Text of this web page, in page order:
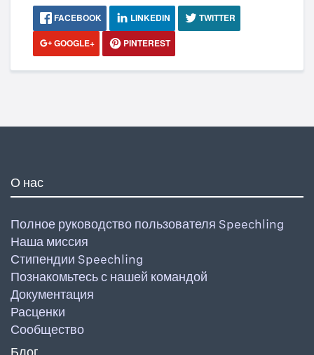
FACEBOOK LINKEDIN
TWITTER
GOOGLE+
PINTEREST
О нас
Полное руководство пользователя Speechling
Наша миссия
Стипендии Speechling
Познакомьтесь с нашей командой
Документация
Расценки
Сообщество
Блог